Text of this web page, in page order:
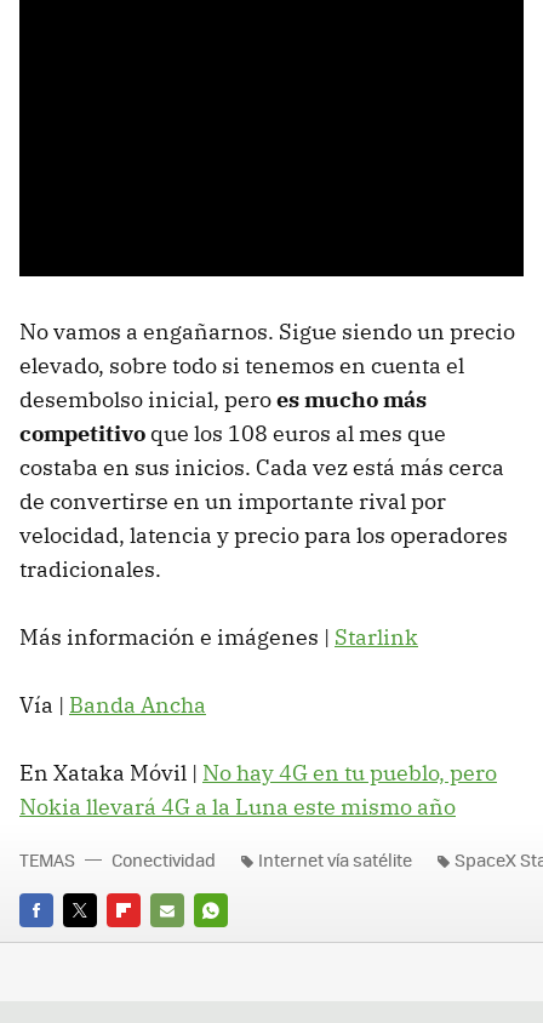
No vamos a engañarnos. Sigue siendo un precio
elevado, sobre todo si tenemos en cuenta el
desembolso inicial, peroes mucho más
competitivo que los 108 euros al mes que
costaba en sus inicios. Cada vez está más cerca
de convertirse en un importante rival por
velocidad, latencia y precio para los operadores
tradicionales.
Más información e imágenes | Starlink
Vía | Banda Ancha
En Xataka Móvil | No hay 4G en tu pueblo, pero
Nokia llevará 4G a la Luna este mismo año
FACEBOOK
TWITTERFLIPBOARD
E-
WHATSAPP
TEMAS Conectividad Internet vía satélite SpaceX